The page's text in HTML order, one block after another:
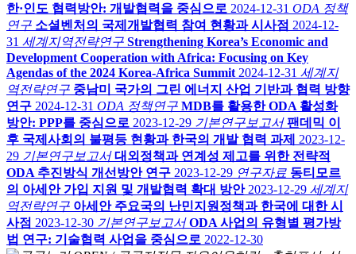
한·인도 협력방안: 개발협력을 중심으로 2024-12-31 ODA 정책
연구 소셜벤처의 국제개발협력 참여 현황과 시사점 2024-12-
31 세계지역전략연구 Strengthening Korea’s Economic and
Development Cooperation with Africa: Focusing on Key
Agendas of the 2024 Korea-Africa Summit 2024-12-31 세계지
역전략연구 중남미 국가의 그린 에너지 산업 기반과 협력 방향
연구 2024-12-31 ODA 정책연구 MDB를 활용한 ODA 활성화
방안: PPP를 중심으로 2023-12-29 기본연구보고서 팬데믹 이
후 국제사회의 불평등 현황과 한국의 개발 협력 과제
2023-12-
29 기본연구보고서 대외정책과 연계성 제고를 위한 전략적
ODA 추진방식 개선방안 연구 2023-12-29 연구자료 동티모르
의 아세안 가입 지원 및 개발협력 확대 방안 2023-12-29 세계지
역전략연구 아세안 주요국의 난민지원정책과 한국에 대한 시
사점 2023-12-30 기본연구보고서 ODA 사업의 유형별 평가방
법 연구: 기술협력 사업을 중심으로 2022-12-30